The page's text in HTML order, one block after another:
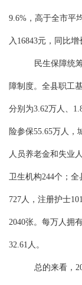
9.6%，高于全市平
入16843元，同比增
民生保障统
障制度。 全县职工
分别为3.62万人、
险参保55.65万人，
人员养老金和失业
卫生机构244个；
727人，注册护士
2040张。每万人拥
32.61人。
总的来看，